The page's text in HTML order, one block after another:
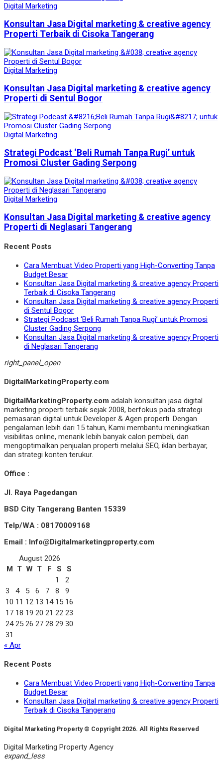
Digital Marketing
Konsultan Jasa Digital marketing & creative agency
Properti Terbaik di Cisoka Tangerang
Digital Marketing
Konsultan Jasa Digital marketing & creative agency
Properti di Sentul Bogor
Digital Marketing
Strategi Podcast ‘Beli Rumah Tanpa Rugi’ untuk
Promosi Cluster Gading Serpong
Digital Marketing
Konsultan Jasa Digital marketing & creative agency
Properti di Neglasari Tangerang
Recent Posts
Cara Membuat Video Properti yang High-Converting Tanpa
Budget Besar
Konsultan Jasa Digital marketing & creative agency Properti
Terbaik di Cisoka Tangerang
Konsultan Jasa Digital marketing & creative agency Properti
di Sentul Bogor
Strategi Podcast ‘Beli Rumah Tanpa Rugi’ untuk Promosi
Cluster Gading Serpong
Konsultan Jasa Digital marketing & creative agency Properti
di Neglasari Tangerang
right_panel_open
DigitalMarketingProperty.com
DigitalMarketingProperty.com adalah konsultan jasa digital
marketing properti terbaik sejak 2008, berfokus pada strategi
pemasaran digital untuk Developer & Agen properti. Dengan
pengalaman lebih dari 15 tahun, Kami membantu meningkatkan
visibilitas online, menarik lebih banyak calon pembeli, dan
mengoptimalkan penjualan properti melalui SEO, iklan berbayar,
dan strategi konten terukur.
Office :
Jl. Raya Pagedangan
BSD City Tangerang Banten 15339
Telp/WA : 08170009168
Email : Info@Digitalmarketingproperty.com
August 2026
M T W T F S
S
1
2
3
4 5 6 7 8
9
10 11 12 13 14 15 16
17 18 19 20 21 22 23
24 25 26 27 28 29 30
31
« Apr
Recent Posts
Cara Membuat Video Properti yang High-Converting Tanpa
Budget Besar
Konsultan Jasa Digital marketing & creative agency Properti
Terbaik di Cisoka Tangerang
Digital Marketing Property © Copyright 2026. All Rights Reserved
Digital Marketing Property Agency
expand_less